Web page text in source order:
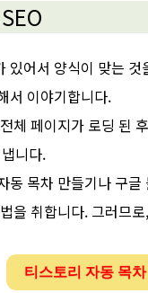
있어서 양식이 맞는
서 이야기합니다.
체 페이지가 로딩
니다.
동 목차 만들기나 구
을 취합니다. 그러므
티스토리 자동 목